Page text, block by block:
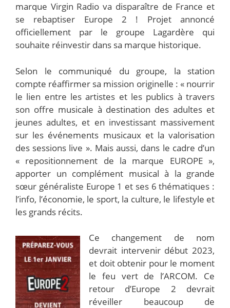
marque Virgin Radio va disparaître de France et
se rebaptiser Europe 2 ! Projet annoncé
officiellement par le groupe Lagardère qui
souhaite réinvestir dans sa marque historique.
Selon le communiqué du groupe, la station
compte réaffirmer sa mission originelle : « nourrir
le lien entre les artistes et les publics à travers
son offre musicale à destination des adultes et
jeunes adultes, et en investissant massivement
sur les événements musicaux et la valorisation
des sessions live ». Mais aussi, dans le cadre d’un
« repositionnement de la marque EUROPE »,
apporter un complément musical à la grande
sœur généraliste Europe 1 et ses 6 thématiques :
l’info, l’économie, le sport, la culture, le lifestyle et
les grands récits.
Ce changement de nom
devrait intervenir début 2023,
et doit obtenir pour le moment
le feu vert de l’ARCOM. Ce
retour d’Europe 2 devrait
réveiller beaucoup de